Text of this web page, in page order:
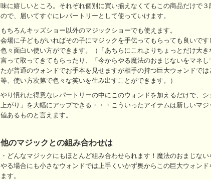
味に嬉しいところ。それぞれ個別に買い揃えなくてもこの商品だけで
ので、届いてすぐにレパートリーとして使っていけます。
もちろんキッズショー以外のマジックショーでも使えます。
会場に子どもがいればその子にマジックを手伝ってもらっても良いで
色々面白い使い方ができます。（「あちらにこれよりちょっとだけ大
言って取ってきてもらったり、「今からやる魔法のおまじないをマネ
たが普通のウォンドでお手本を見せますが相手の持つ巨大ウォンドで
等、使い方次第で色々な笑いを生み出すことができます。）
やり慣れた得意なレパートリーの中にこのウォンドを加えるだけで、
上がり」を大幅にアップできる・・・こういったアイテムは新しいマ
値あるものと言えます。
他のマジックとの組み合わせは
・どんなマジックにもほとんど組み合わせられます！魔法のおまじな
やる場合にも小さなウォンドでは上手くいかず奥からこの巨大ウォン
ます。